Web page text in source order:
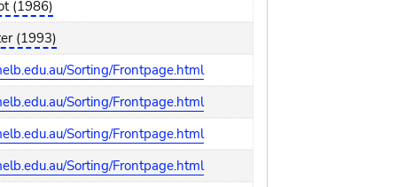
(1986)
(1993)
Sorting/Frontpage.html
Sorting/Frontpage.html
Sorting/Frontpage.html
Sorting/Frontpage.html